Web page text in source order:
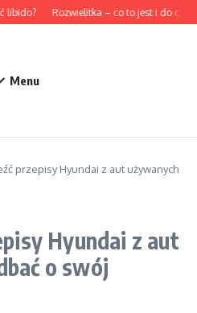
libido? Rozwielitka – co to jest i do czego
Menu
przepisy Hyundai z aut używanych
Hyundai z aut
o swój